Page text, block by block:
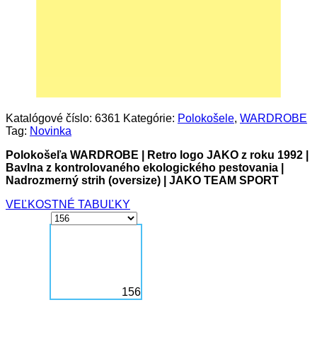
Katalógové číslo: 6361 Kategórie: Polokošele, WARDROBE
Tag: Novinka
Polokošeľa WARDROBE | Retro logo JAKO z roku 1992 |
Bavlna z kontrolovaného ekologického pestovania |
Nadrozmerný strih (oversize) | JAKO TEAM SPORT
VEĽKOSTNÉ TABUĽKY
156